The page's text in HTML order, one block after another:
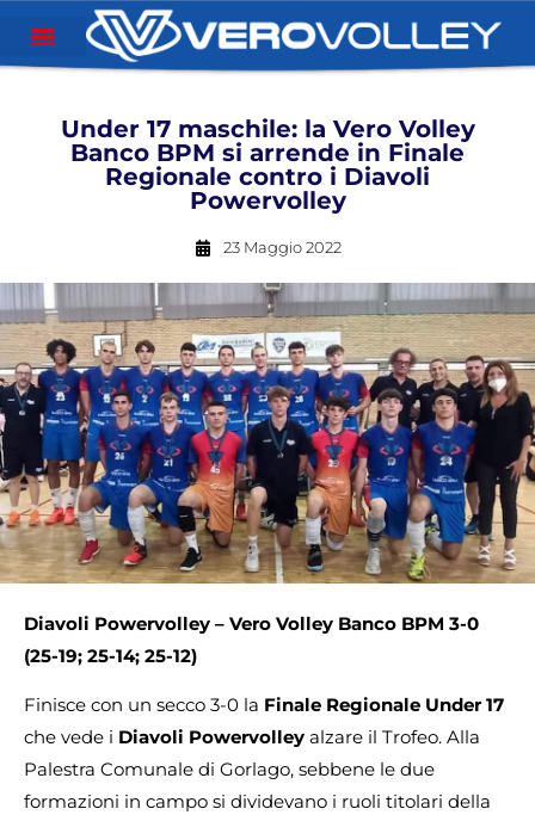
Under 17 maschile: la Vero Volley
Banco BPM si arrende in Finale
Regionale contro i Diavoli
Powervolley
23 Maggio 2022
Diavoli Powervolley – Vero Volley Banco BPM 3-0
(25-19; 25-14; 25-12)
Finisce con un secco 3-0 la Finale Regionale Under 17
che vede i Diavoli Powervolley alzare il Trofeo. Alla
Palestra Comunale di Gorlago, sebbene le due
formazioni in campo si dividevano i ruoli titolari della